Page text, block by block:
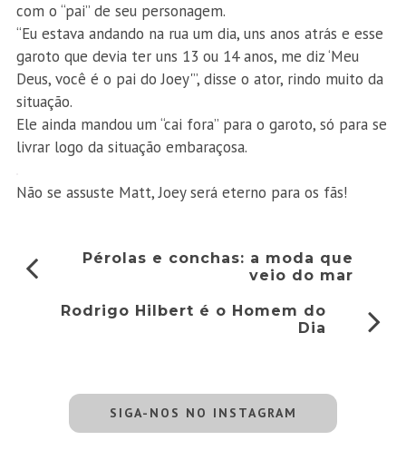
com o “pai” de seu personagem.
“Eu estava andando na rua um dia, uns anos atrás e esse
garoto que devia ter uns 13 ou 14 anos, me diz ‘Meu
Deus, você é o pai do Joey'”, disse o ator, rindo muito da
situação.
Ele ainda mandou um “cai fora” para o garoto, só para se
livrar logo da situação embaraçosa.
Não se assuste Matt, Joey será eterno para os fãs!
Pérolas e conchas: a moda que
veio do mar
Rodrigo Hilbert é o Homem do
Dia
SIGA-NOS NO INSTAGRAM